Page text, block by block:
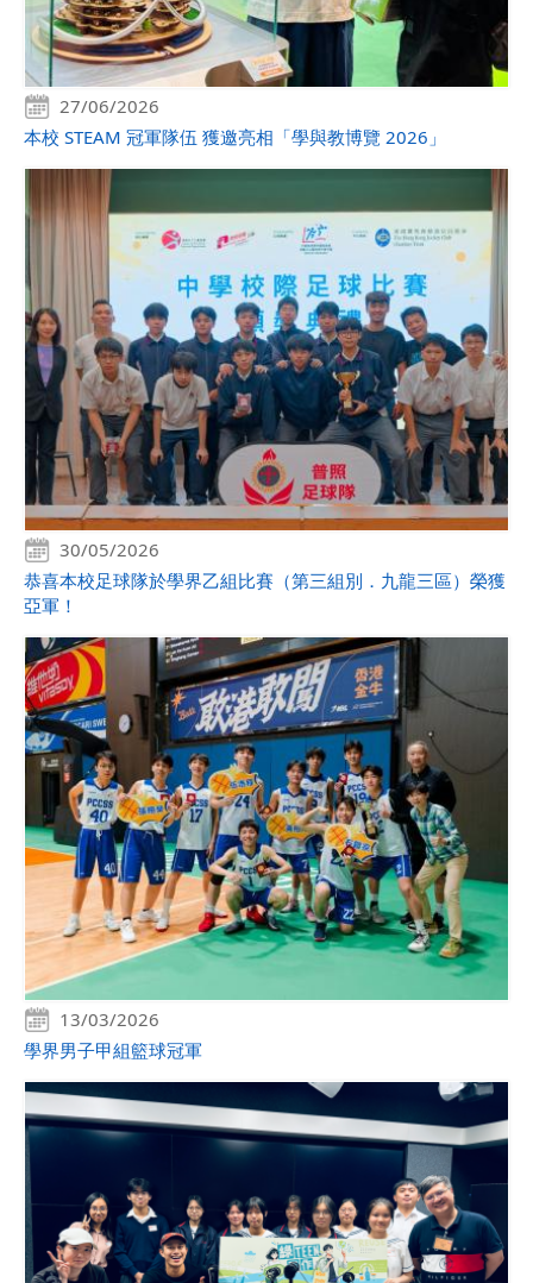
27/06/2026
本校 STEAM 冠軍隊伍 獲邀亮相「學與教博覽 2026」
30/05/2026
恭喜本校足球隊於學界乙組比賽（第三組別．九龍三區）榮獲
亞軍！
13/03/2026
學界男子甲組籃球冠軍